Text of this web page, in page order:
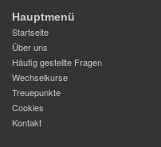
Hauptmenü
Startseite
Über uns
Häufig gestellte Fragen
Wechselkurse
Treuepunkte
Cookies
Kontakt